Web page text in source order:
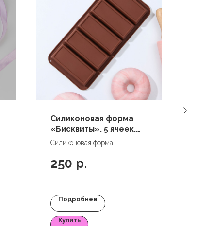
Силиконовая форма
«Бисквиты», 5 ячеек,
22,3×10,5×2 см
Силиконовая форма
22,3×10,5×2 см
250 р.
Подробнее
Купить